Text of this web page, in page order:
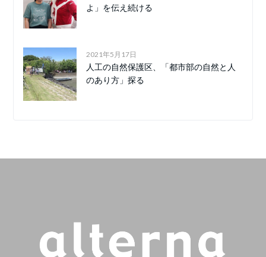
よ」を伝え続ける
2021年5月17日
人工の自然保護区、「都市部の自然と人
のあり方」探る